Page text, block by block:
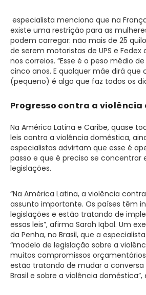
especialista menciona que na
existe uma restrição para as
podem carregar: não mais de 25
de serem motoristas de UPS e
nos correios. “Esse é o peso médio
cinco anos. E qualquer mãe dirá que
(pequeno) é algo que faz todos os
Progresso contra a
Na América Latina e Caribe, quase
leis contra a violência doméstica,
especialistas advirtam que esse é
passo e que é preciso se concentrar
legislações.
“Na América Latina, a violência
assunto importante. Os países têm
legislações e estão tratando de
essas leis”, afirma Sarah Iqbal. Um
da Penha, no Brasil, que a
“modelo de legislação sobre a
muitos compromissos
estão tratando de mudar a conversa
Brasil e sobre a violência doméstica”,